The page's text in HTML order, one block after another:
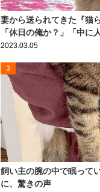
妻から送られてきた『猫
「休日の俺か？」「中に
2023.03.05
3
飼い主の腕の中で眠っ
に、驚きの声